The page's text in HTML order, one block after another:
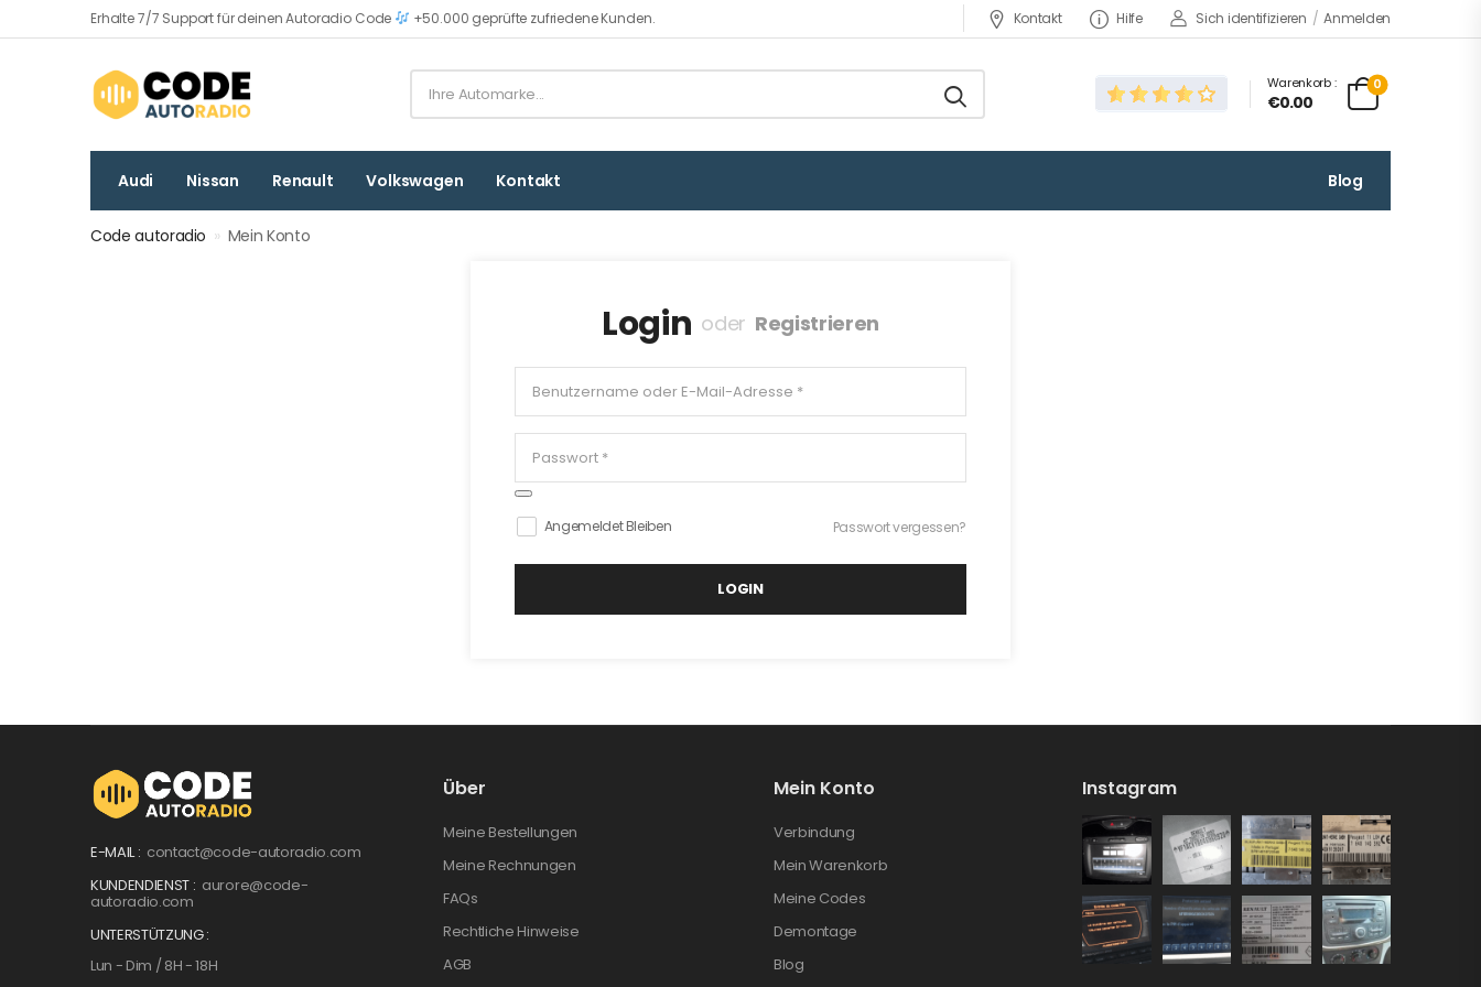
Erhalte 7/7 Support für deinen Autoradio Code +50.000 geprüfte zufriedene Kunden. Kontakt Hilfe Sich identifizieren / Anmelden
Warenkorb :
€0.00
0
Audi Nissan Renault Volkswagen Kontakt Blog
Code autoradio » Mein Konto
Login oder Registrieren
Angemeldet Bleiben Passwort vergessen?
LOGIN
I einverstanden,Datenschutzerklärung
E-MAIL : contact@code-autoradio.com
KUNDENDIENST : aurore@code-
autoradio.com
UNTERSTÜTZUNG :
Lun - Dim / 8H - 18H
Über
Meine Bestellungen
Meine Rechnungen
FAQs
Rechtliche Hinweise
AGB
Mein Konto
Verbindung
Mein Warenkorb
Meine Codes
Demontage
Blog
Instagram